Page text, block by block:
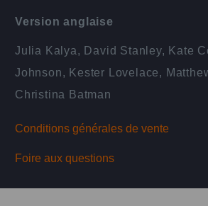
Version anglaise
Julia Kalya, David Stanley, Kate
Johnson, Kester Lovelace,
Christina Batman
Conditions générales de vente
Foire aux questions